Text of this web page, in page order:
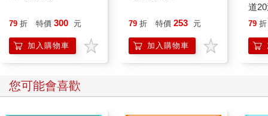
79 折 特價 300 元
加入購物車
79 折 特價 253 元
加入購物車
道
79 折
您可能會喜歡